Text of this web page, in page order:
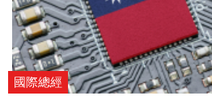
國際總經